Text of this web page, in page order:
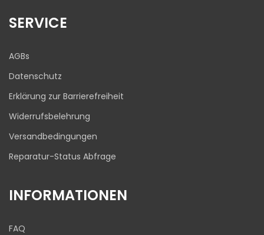
Bewertungen von
1
anderen Quelle
SERVICE
AGBs
Datenschutz
Erklärung zur Barrierefreiheit
Widerrufsbelehrung
Versandbedingungen
Reparatur-Status Abfrage
INFORMATIONEN
FAQ